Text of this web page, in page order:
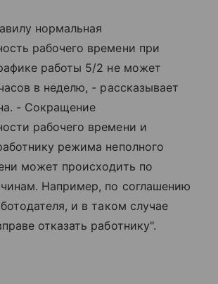
нормальная
рабочего времени при
работы 5/2 не может
в неделю, - рассказывает
- Сокращение
рабочего времени и
режима неполного
может происходить по
Например, по соглашению
и в таком случае
отказать работнику".